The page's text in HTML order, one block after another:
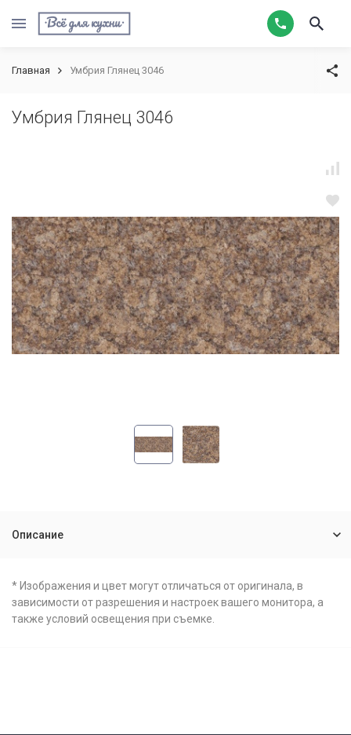
Главная Умбрия Глянец 3046
Умбрия Глянец 3046
Описание
* Изображения и цвет могут отличаться от оригинала, в
зависимости от разрешения и настроек вашего монитора, а
также условий освещения при съемке.